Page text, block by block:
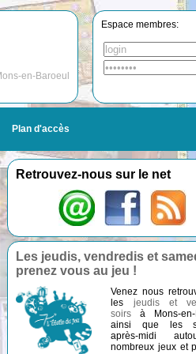
en-Baroeul
Espace membres:
Plan d'accès
Retrouvez-nous sur le net
Les jeudis, vendredis et
prenez vous au jeu !
Venez nous
les jeudis et
soirs à Mons-en-
ainsi que les
après-midi
nombreux jeux et